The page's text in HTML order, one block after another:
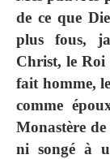
de ce que
plus fous,
Christ, le Roi
fait homme,
comme
Monastère
ni songé à